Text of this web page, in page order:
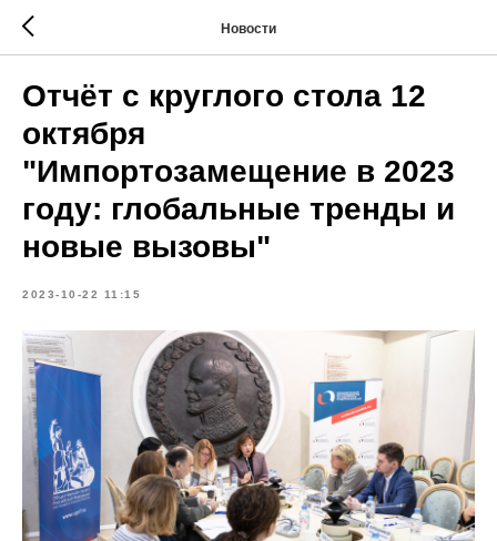
Новости
Отчёт с круглого стола 12
октября
"Импортозамещение в 2023
году: глобальные тренды и
новые вызовы"
2023-10-22 11:15